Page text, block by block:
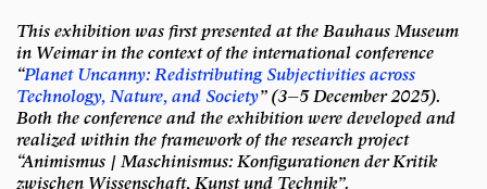
This exhibition was first presented at the Bauhaus Museum
in Weimar in the context of the international conference
“Planet Uncanny: Redistributing Subjectivities across
Technology, Nature, and Society”(3–5 December 2025).
Both the conference and the exhibition were developed and
realized within the framework of the research project
“Animismus | Maschinismus: Konfigurationen der Kritik
zwischen Wissenschaft, Kunst und Technik”.